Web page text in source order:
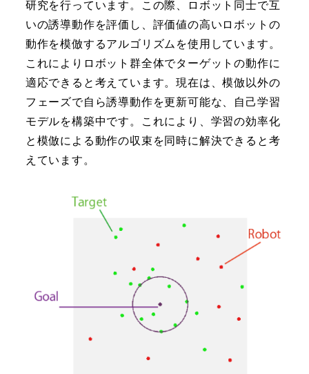
研究を行っています。この際、ロボット同士で互
いの誘導動作を評価し、評価値の高いロボットの
動作を模倣するアルゴリズムを使用しています。
これによりロボット群全体でターゲットの動作に
適応できると考えています。現在は、模倣以外の
フェーズで自ら誘導動作を更新可能な、自己学習
モデルを構築中です。これにより、学習の効率化
と模倣による動作の収束を同時に解決できると考
えています。